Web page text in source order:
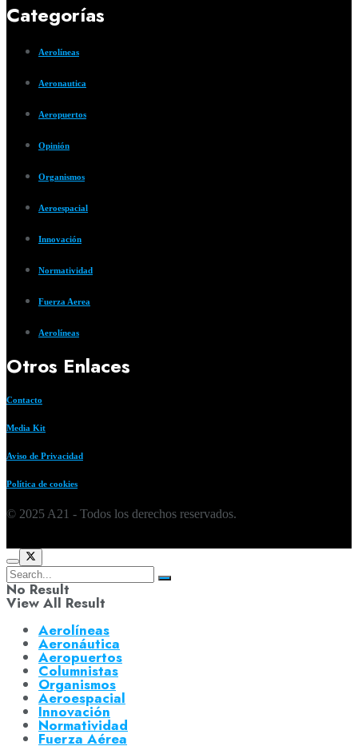
Categorías
Aerolíneas
Aeronautica
Aeropuertos
Opinión
Organismos
Aeroespacial
Innovación
Normatividad
Fuerza Aerea
Aerolíneas
Otros Enlaces
Contacto
Media Kit
Aviso de Privacidad
Política de cookies
© 2025 A21 - Todos los derechos reservados.
No Result
View All Result
Aerolíneas
Aeronáutica
Aeropuertos
Columnistas
Organismos
Aeroespacial
Innovación
Normatividad
Fuerza Aérea